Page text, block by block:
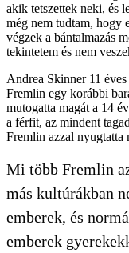
akik tetszettek neki, és
még nem tudtam, hogy
végzek a bántalmazás
tekintetem és nem
Andrea Skinner 11
Fremlin egy korábbi
mutogatta magát a 14
a férfit, az mindent
Fremlin azzal nyugtatta
Mi több Fremlin
más kultúrákban
emberek, és
emberek